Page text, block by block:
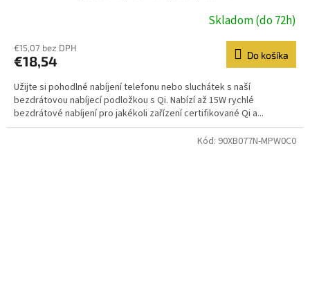
Skladom (do 72h)
€15,07 bez DPH
€18,54 Do košíka
Užijte si pohodlné nabíjení telefonu nebo sluchátek s naší
bezdrátovou nabíjecí podložkou s Qi. Nabízí až 15W rychlé
bezdrátové nabíjení pro jakékoli zařízení certifikované Qi a...
Kód: 90XB077N-MPW0C0